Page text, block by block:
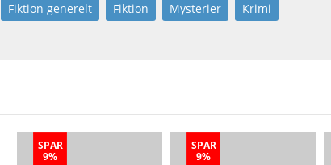
Fiktion generelt Fiktion Mysterier Krimi
SPAR
9%
SPAR
9%